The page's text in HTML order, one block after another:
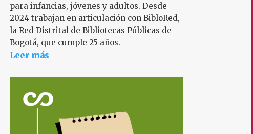
para infancias, jóvenes y adultos. Desde
2024 trabajan en articulación con BibloRed,
la Red Distrital de Bibliotecas Públicas de
Bogotá, que cumple 25 años.
Leer más